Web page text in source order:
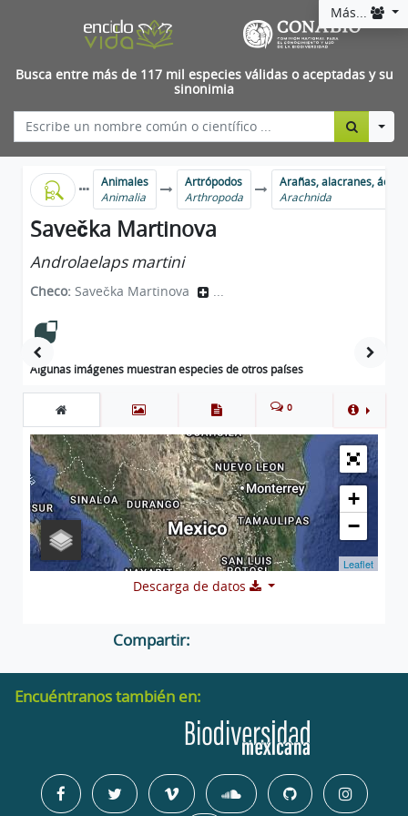
Más...
Busca entre más de 117 mil especies válidas o aceptadas y su
sinonimia
Animales
Animalia
Artrópodos
Arthropoda
Arañas, alacranes,
Arachnida
Savečka Martinova
Androlaelaps martini
Checo: Savečka Martinova ...
Algunas imágenes muestran especies de otros países
0
+
−
Leaflet
Descarga de datos
Compartir:
Encuéntranos también en: